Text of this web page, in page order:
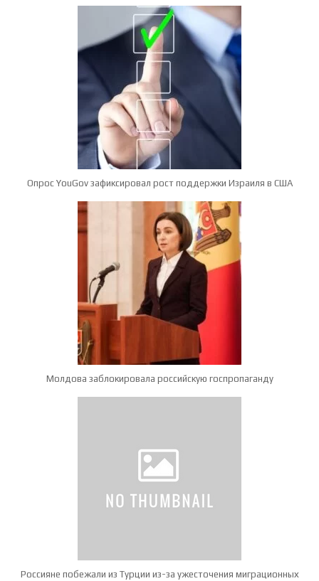
Опрос YouGov зафиксировал рост поддержки Израиля в США
Молдова заблокировала российскую госпропаганду
Россияне побежали из Турции из-за ужесточения миграционных